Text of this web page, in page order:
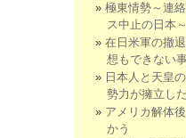
極東情勢～連
ス中止の日本～
在日米軍の撤
想もできない
日本人と天皇
勢力が擁立し
アメリカ解体
かう